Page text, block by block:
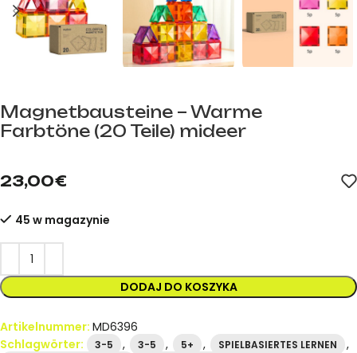
Magnetbausteine – Warme
Farbtöne (20 Teile) mideer
23,00€
45 w magazynie
DODAJ DO KOSZYKA
Artikelnummer: MD6396
Schlagwörter:
3-5 , 3-5 , 5+ , SPIELBASIERTES LERNEN ,